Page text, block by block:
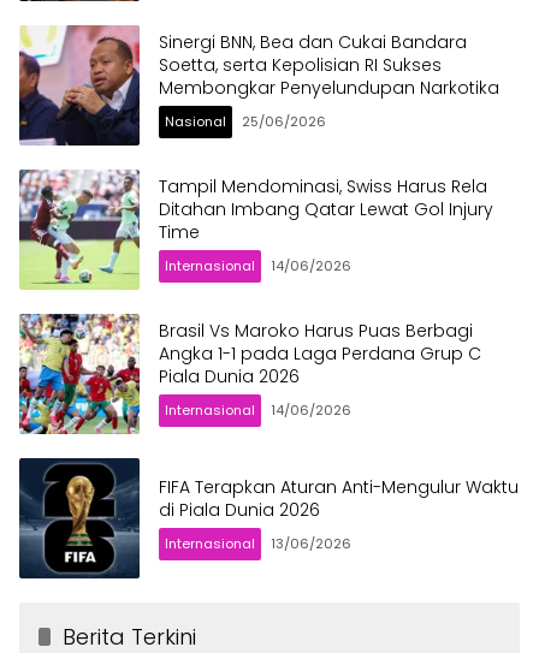
Sinergi BNN, Bea dan Cukai Bandara
Soetta, serta Kepolisian RI Sukses
Membongkar Penyelundupan Narkotika
Nasional 25/06/2026
Tampil Mendominasi, Swiss Harus Rela
Ditahan Imbang Qatar Lewat Gol Injury
Time
Internasional 14/06/2026
Brasil Vs Maroko Harus Puas Berbagi
Angka 1-1 pada Laga Perdana Grup C
Piala Dunia 2026
Internasional 14/06/2026
FIFA Terapkan Aturan Anti-Mengulur Waktu
di Piala Dunia 2026
Internasional 13/06/2026
Berita Terkini